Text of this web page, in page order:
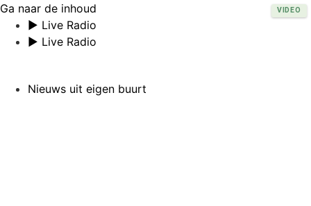
Ga naar de inhoud
► Live Radio
► Live Radio
Nieuws uit eigen buurt
VIDEO